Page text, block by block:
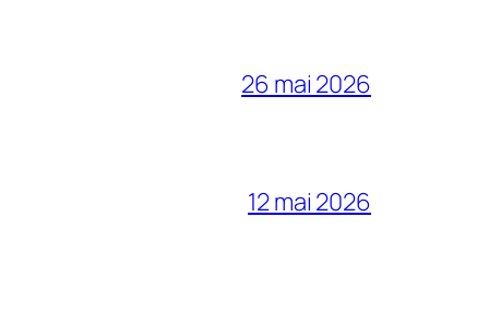
26 mai 2026
12 mai 2026